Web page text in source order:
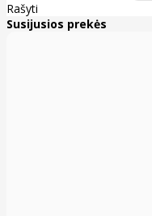
Rašyti
Susijusios prekės